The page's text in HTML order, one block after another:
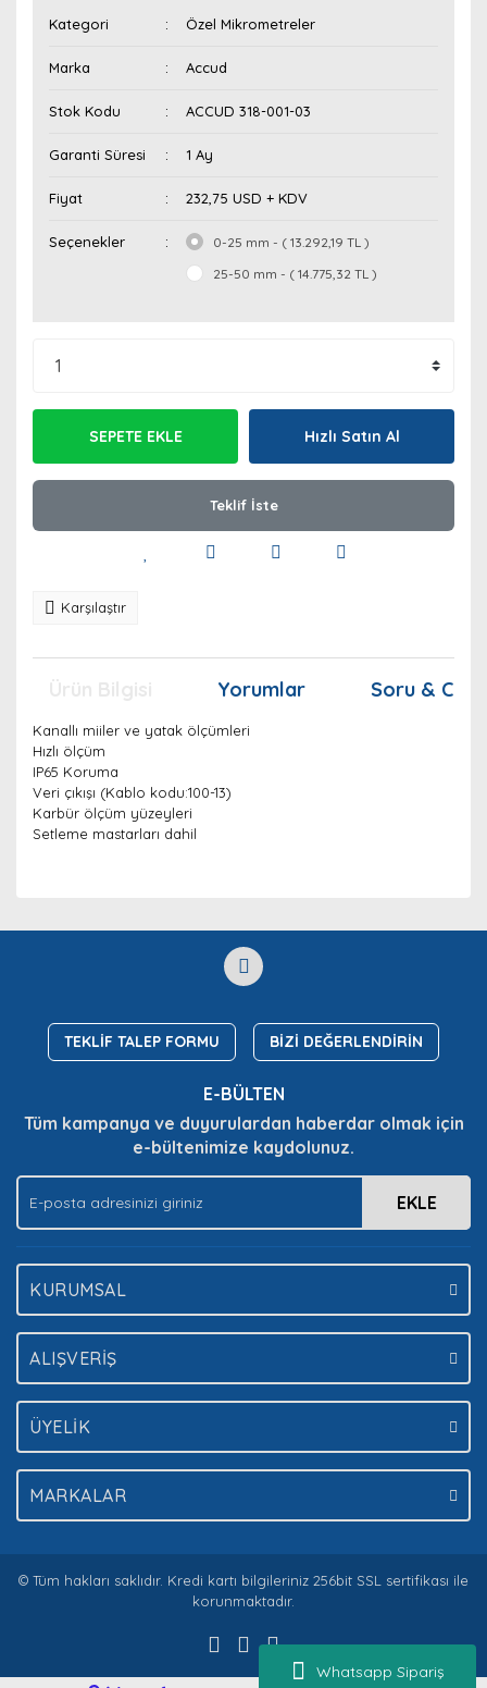
Whatsapp Sipariş
Kategori Özel Mikrometreler
Marka Accud
Stok Kodu ACCUD 318-001-03
Garanti Süresi 1 Ay
Fiyat 232,75 USD + KDV
Seçenekler
0-25 mm - ( 13.292,19 TL )
25-50 mm - ( 14.775,32 TL )
SEPETE EKLE Hızlı Satın Al
Teklif İste
Karşılaştır
Yorumlar Soru &
Kanallı miiler ve yatak ölçümleri
Hızlı ölçüm
IP65 Koruma
Veri çıkışı (Kablo kodu:100-13)
Karbür ölçüm yüzeyleri
Setleme mastarları dahil
Yorum Yaz
Soru Sor
formunu kullanarak tarafımıza iletebilirsiniz.
Görüş ve önerileriniz için teşekkür ederiz.
Ürün açıklamasında eksik bilgiler bulunuyor.
Ürün fiyatı diğer sitelerden daha pahalı.
Bu ürüne benzer farklı alternatifler olmalı.
TEKLİF TALEP FORMU BİZİ DEĞERLENDİRİN
E-BÜLTEN
Tüm kampanya ve duyurulardan haberdar olmak için
e-bültenimize kaydolunuz.
EKLE
KURUMSAL
ALIŞVERİŞ
ÜYELİK
MARKALAR
© Tüm hakları saklıdır. Kredi kartı bilgileriniz 256bit SSL sertifikası ile
korunmaktadır.